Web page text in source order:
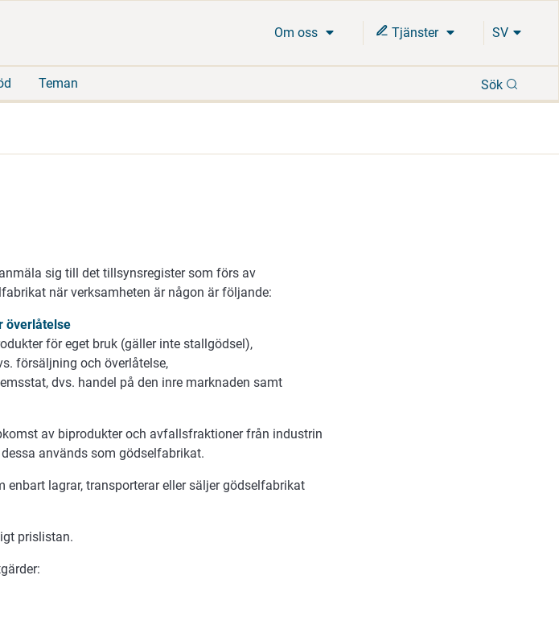
Om oss Tjänster SV
Teman Sök
sig till det tillsynsregister som förs av
när verksamheten är någon är följande:
överlåtelse
för eget bruk (gäller inte stallgödsel),
försäljning och överlåtelse,
dvs. handel på den inre marknaden samt
av biprodukter och avfallsfraktioner från industrin
används som gödselfabrikat.
enbart lagrar, transporterar eller säljer gödselfabrikat
prislistan.